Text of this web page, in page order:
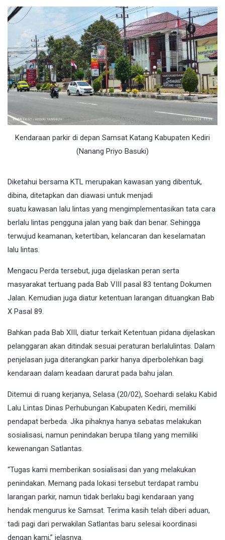
Kendaraan parkir di depan Samsat Katang Kabupaten Kediri
(Nanang Priyo Basuki)
Diketahui bersama KTL merupakan kawasan yang dibentuk,
dibina, ditetapkan dan diawasi untuk menjadi
suatu kawasan lalu lintas yang mengimplementasikan tata cara
berlalu lintas pengguna jalan yang baik dan benar. Sehingga
terwujud keamanan, ketertiban, kelancaran dan keselamatan
lalu lintas.
Mengacu Perda tersebut, juga dijelaskan peran serta
masyarakat tertuang pada Bab VIII pasal 83 tentang Dokumen
Jalan. Kemudian juga diatur ketentuan larangan dituangkan Bab
X Pasal 89.
Bahkan pada Bab XIII, diatur terkait Ketentuan pidana dijelaskan
pelanggaran akan ditindak sesuai peraturan berlalulintas. Dalam
penjelasan juga diterangkan parkir hanya diperbolehkan bagi
kendaraan dalam keadaan darurat pada bahu jalan.
Ditemui di ruang kerjanya, Selasa (20/02), Soehardi selaku Kabid
Lalu Lintas Dinas Perhubungan Kabupaten Kediri, memiliki
pendapat berbeda. Jika pihaknya hanya sebatas melakukan
sosialisasi, namun penindakan berupa tilang yang memiliki
kewenangan Satlantas.
“Tugas kami memberikan sosialisasi dan yang melakukan
penindakan. Memang pada lokasi tersebut terdapat rambu
larangan parkir, namun tidak berlaku bagi kendaraan yang
hendak mengurus ke Samsat. Terima kasih telah diberi aduan,
tadi pagi dari perwakilan Satlantas baru selesai koordinasi
dengan kami,” jelasnya.